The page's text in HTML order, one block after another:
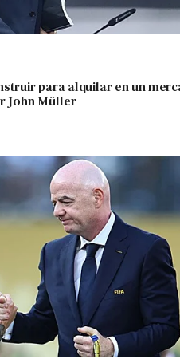
para alquilar en un
John Müller